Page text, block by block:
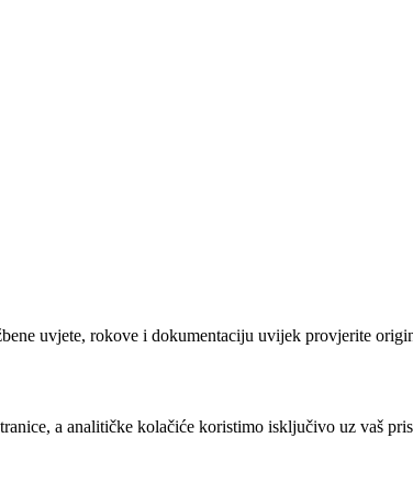
uvjete, rokove i dokumentaciju uvijek provjerite
a analitičke kolačiće koristimo isključivo uz vaš